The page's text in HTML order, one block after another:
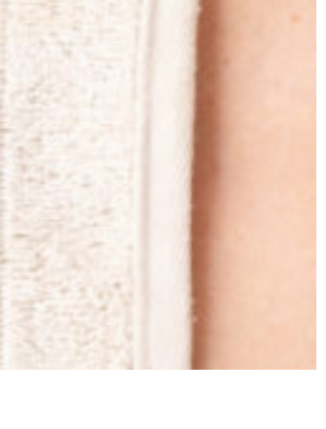
Energiefluss
chronischen, oft sehr
Unsere
Marma
Marmas durch
Behandlungen
als auch bei
werden.